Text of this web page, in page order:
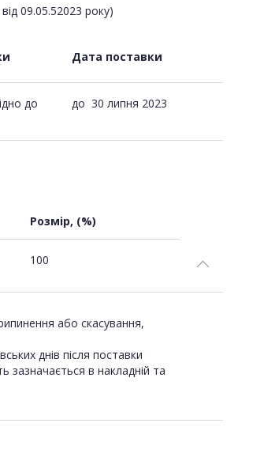
09.05.52023 року)
Дата поставки
до
до 30 липня 2023
Розмір, (%)
100
або скасування,
днів після поставки
зазначається в накладній та